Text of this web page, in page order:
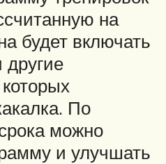
на
будет включать
другие
По
можно
и улучшать